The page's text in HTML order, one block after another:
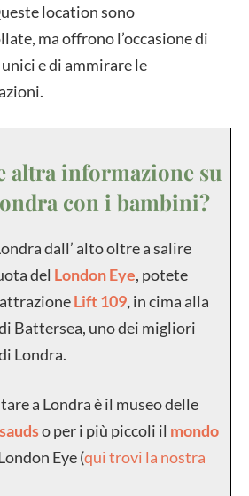
location sono
ma offrono l’occasione di
e di ammirare le
altra informazione su
con i bambini?
dall’ alto oltre a salire
del London Eye, potete
Lift 109,in cima alla
Battersea, uno dei migliori
Londra.
a Londra è il museo delle
o per i più piccoli il mondo
Eye (qui trovi la nostra